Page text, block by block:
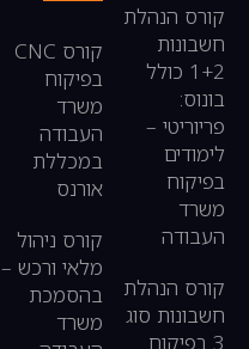
קורס הנהלת
חשבונות
1+2 כולל
בונוס:
פריוריטי –
לימודים
בפיקוח
משרד
העבודה
קורס הנהלת
חשבונות סוג
3 בפיקוח
קורס CNC
בפיקוח
משרד
העבודה
במכללת
אורנס
קורס ניהול
מלאי ורכש –
בהסמכת
משרד